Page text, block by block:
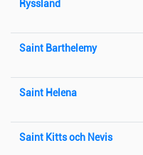
Ryssland
Saint Barthelemy
Saint Helena
Saint Kitts och Nevis